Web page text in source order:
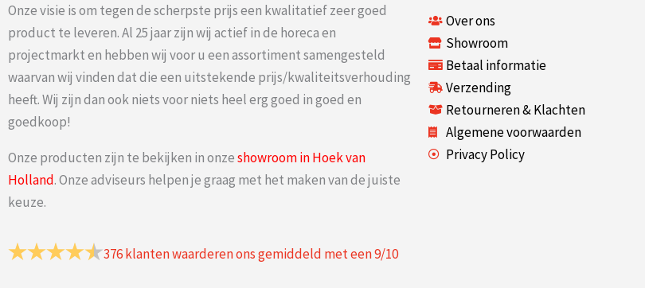
Onze visie is om tegen de scherpste prijs een kwalitatief zeer goed
product te leveren. Al 25 jaar zijn wij actief in de horeca en
projectmarkt en hebben wij voor u een assortiment samengesteld
waarvan wij vinden dat die een uitstekende prijs/kwaliteitsverhouding
heeft. Wij zijn dan ook niets voor niets heel erg goed in goed en
goedkoop!
Onze producten zijn te bekijken in onzeshowroom in Hoek van
Holland. Onze adviseurs helpen je graag met het maken van de juiste
keuze.
376klanten waarderen ons gemiddeld met een9/10
Over ons
Showroom
Betaal informatie
Verzending
Retourneren & Klachten
Algemene voorwaarden
Privacy Policy